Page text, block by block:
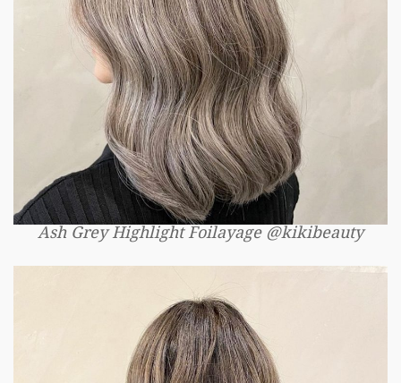
Ash Grey Highlight Foilayage @kikibeauty